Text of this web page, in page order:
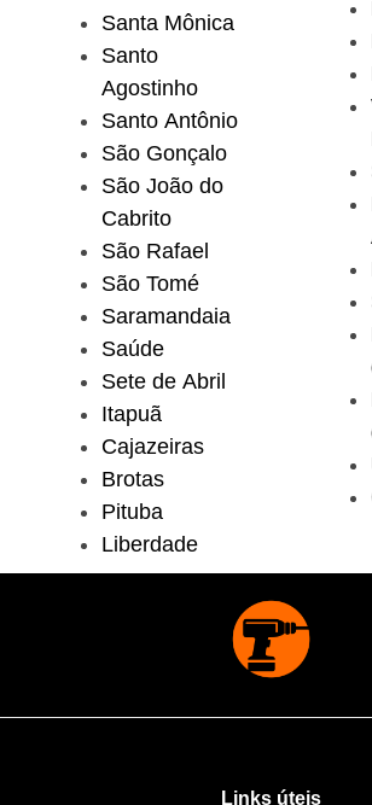
Santa Mônica
Santo
Agostinho
Santo Antônio
São Gonçalo
São João do
Cabrito
São Rafael
São Tomé
Saramandaia
Saúde
Sete de Abril
Itapuã
Cajazeiras
Brotas
Pituba
Liberdade
Links úteis